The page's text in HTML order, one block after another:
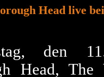
Head live
den
Head,